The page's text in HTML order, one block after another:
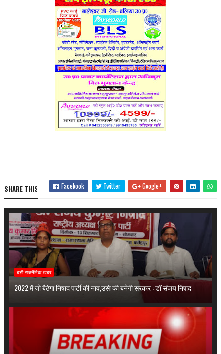
SHARE THIS Facebook Twitter Google+
बड़ी राजनैतिक खबर
2022 में जो बैठेगा निषाद पार्टी की नाव,उसी की बनेगी सरकार : डॉ संजय निषाद